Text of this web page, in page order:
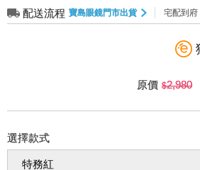
配送流程 寶島眼鏡門市出貨 宅配到府
原價 2,980
選擇款式